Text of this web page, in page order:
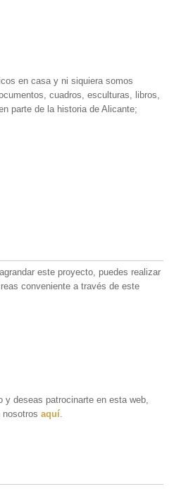
en casa y ni siquiera somos
cuadros, esculturas, libros,
parte de la historia de Alicante;
este proyecto, puedes realizar
conveniente a través de este
deseas patrocinarte en esta web,
nosotros aquí